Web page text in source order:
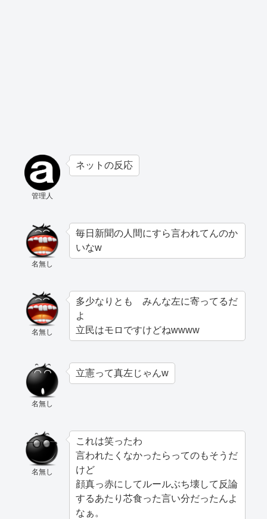
管理人
ネットの反応
名無し
毎日新聞の人間にすら言われてんのか
いなw
名無し
多少なりとも みんな左に寄ってるだ
よ
立民はモロですけどねwwww
名無し
立憲って真左じゃんw
名無し
これは笑ったわ
言われたくなかったらってのもそうだ
けど
顔真っ赤にしてルールぶち壊して反論
するあたり芯食った言い分だったんよ
なぁ。